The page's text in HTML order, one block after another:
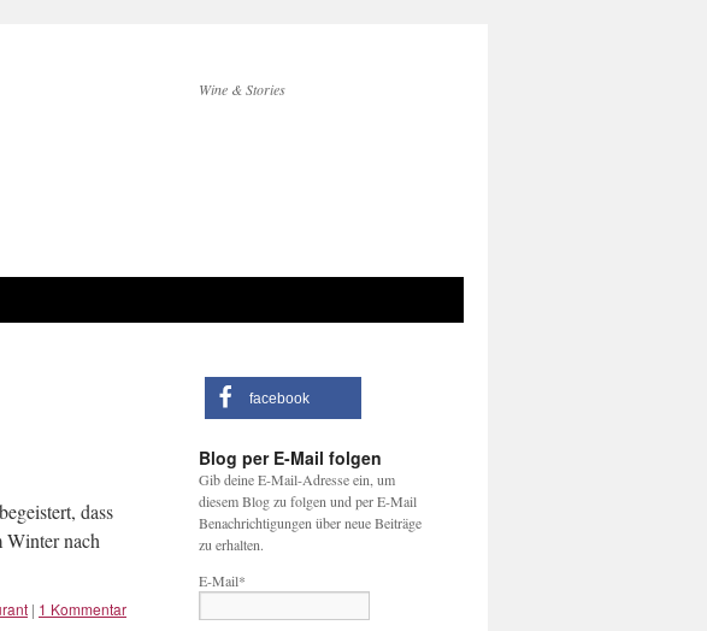
Wine & Stories
dass
Winter nach
| 1 Kommentar
facebook
Blog per E-Mail folgen
Gib deine E-Mail-Adresse ein, um
diesem Blog zu folgen und per E-Mail
Benachrichtigungen über neue Beiträge
zu erhalten.
E-Mail*